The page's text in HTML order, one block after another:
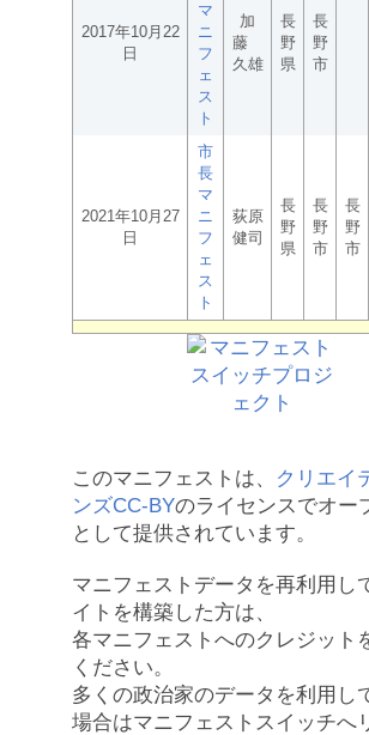
2017年10月22
日
マ
ニ
フ
ェ
ス
ト
加
藤
久雄
長
野
県
長
野
市
2021年10月27
日
市
長
マ
ニ
フ
ェ
ス
ト
荻原
健司
長
野
県
長
野
市
長
野
市
このマニフェストは、
クリエイ
ンズCC-BYのライセンスでオー
として提供されています。
マニフェストデータを再利用し
イトを構築した方は、
各マニフェストへのクレジット
ください。
多くの政治家のデータを利用し
場合はマニフェストスイッチへ